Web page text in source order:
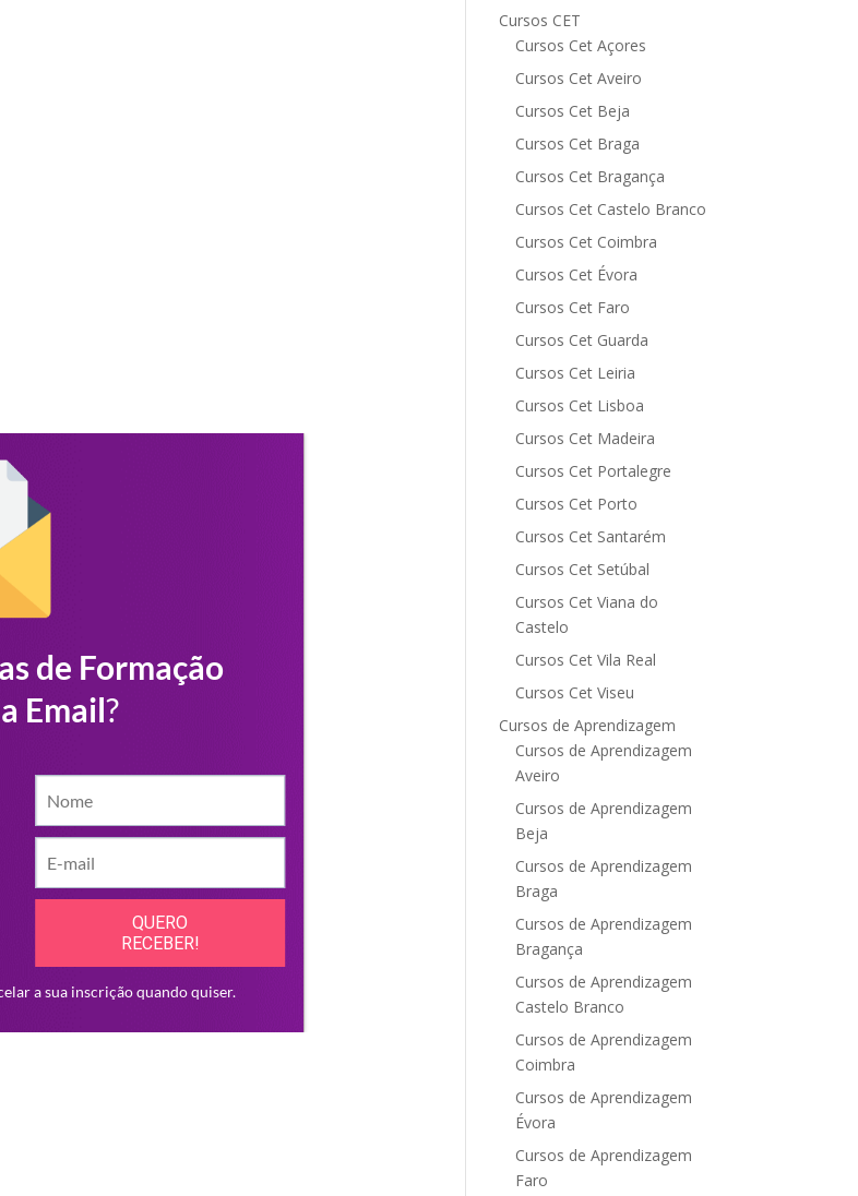
Cursos CET
Cursos Cet Açores
Cursos Cet Aveiro
Cursos Cet Beja
Cursos Cet Braga
Cursos Cet Bragança
Cursos Cet Castelo Branco
Cursos Cet Coimbra
Cursos Cet Évora
Cursos Cet Faro
Cursos Cet Guarda
Cursos Cet Leiria
Cursos Cet Lisboa
Cursos Cet Madeira
Cursos Cet Portalegre
Cursos Cet Porto
Cursos Cet Santarém
Cursos Cet Setúbal
Cursos Cet Viana do
Castelo
Cursos Cet Vila Real
Cursos Cet Viseu
Cursos de Aprendizagem
Cursos de Aprendizagem
Aveiro
Cursos de Aprendizagem
Beja
Cursos de Aprendizagem
Braga
Cursos de Aprendizagem
Bragança
Cursos de Aprendizagem
Castelo Branco
Cursos de Aprendizagem
Coimbra
Cursos de Aprendizagem
Évora
Cursos de Aprendizagem
Faro